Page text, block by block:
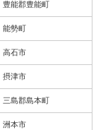
豊能郡豊能町
能勢町
高石市
摂津市
三島郡島本町
洲本市